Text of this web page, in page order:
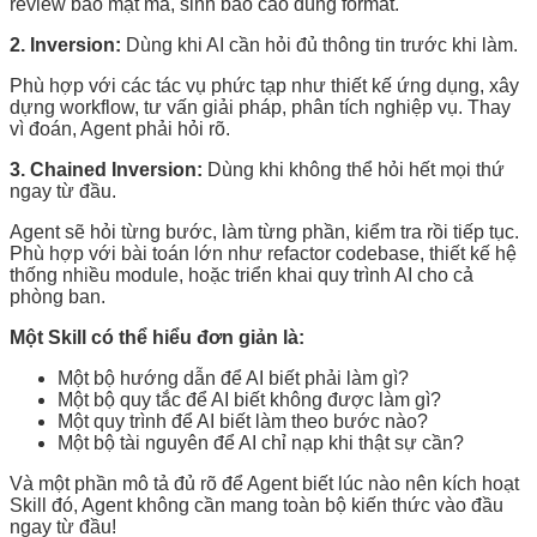
2. Inversion: Dùng khi AI cần hỏi đủ thông tin trước khi làm.
Phù hợp với các tác vụ phức tạp như thiết kế ứng dụng, xây
dựng workflow, tư vấn giải pháp, phân tích nghiệp vụ. Thay
vì đoán, Agent phải hỏi rõ.
3. Chained Inversion: Dùng khi không thể hỏi hết mọi thứ
ngay từ đầu.
Agent sẽ hỏi từng bước, làm từng phần, kiểm tra rồi tiếp tục.
Phù hợp với bài toán lớn như refactor codebase, thiết kế hệ
thống nhiều module, hoặc triển khai quy trình AI cho cả
phòng ban.
Một Skill có thể hiểu đơn giản là:
Một bộ hướng dẫn để AI biết phải làm gì?
Một bộ quy tắc để AI biết không được làm gì?
Một quy trình để AI biết làm theo bước nào?
Một bộ tài nguyên để AI chỉ nạp khi thật sự cần?
Và một phần mô tả đủ rõ để Agent biết lúc nào nên kích hoạt
Skill đó, Agent không cần mang toàn bộ kiến thức vào đầu
ngay từ đầu!